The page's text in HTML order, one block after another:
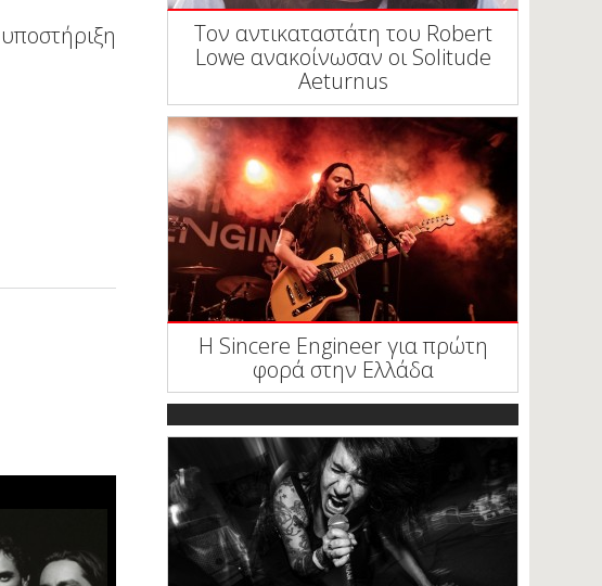
Τον αντικαταστάτη του Robert
Lowe ανακοίνωσαν οι Solitude
Aeturnus
Η Sincere Engineer για πρώτη
φορά στην Ελλάδα